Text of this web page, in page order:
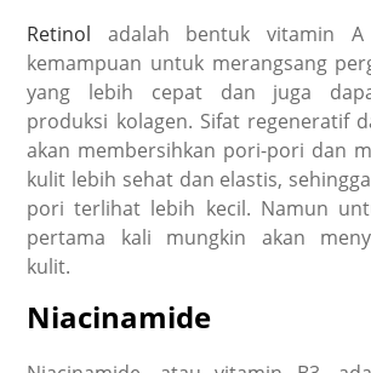
Retinol adalah bentuk vitamin A
kemampuan untuk merangsang
yang lebih cepat dan juga
produksi kolagen. Sifat regeneratif
akan membersihkan pori-pori dan
kulit lebih sehat dan elastis,
pori terlihat lebih kecil. Namun
pertama kali mungkin akan
kulit.
Niacinamide